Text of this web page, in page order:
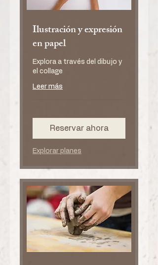
Ilustración y expresión
en papel
Explora a través del dibujo y
el collage
Leer más
Reservar ahora
Explorar planes